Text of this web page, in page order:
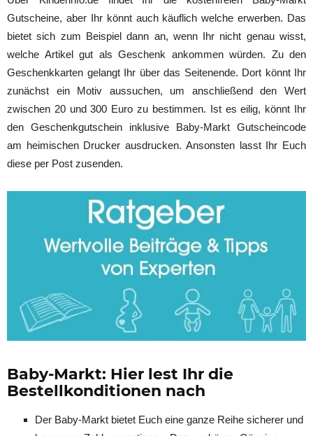
Gutscheine, aber Ihr könnt auch käuflich welche erwerben. Das
bietet sich zum Beispiel dann an, wenn Ihr nicht genau wisst,
welche Artikel gut als Geschenk ankommen würden. Zu den
Geschenkkarten gelangt Ihr über das Seitenende. Dort könnt Ihr
zunächst ein Motiv aussuchen, um anschließend den Wert
zwischen 20 und 300 Euro zu bestimmen. Ist es eilig, könnt Ihr
den Geschenkgutschein inklusive Baby-Markt Gutscheincode
am heimischen Drucker ausdrucken. Ansonsten lasst Ihr Euch
diese per Post zusenden.
Baby-Markt: Hier lest Ihr die
Bestellkonditionen nach
Der Baby-Markt bietet Euch eine ganze Reihe sicherer und